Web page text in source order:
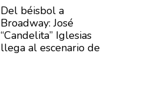
Del béisbol a
Broadway: José
“Candelita”Iglesias
llega al escenario de